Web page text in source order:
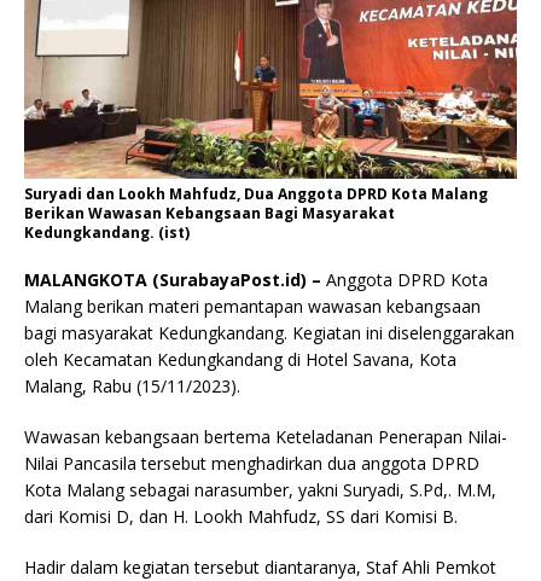
Suryadi dan Lookh Mahfudz, Dua Anggota DPRD Kota Malang
Berikan Wawasan Kebangsaan Bagi Masyarakat
Kedungkandang. (ist)
MALANGKOTA (SurabayaPost.id) – Anggota DPRD Kota
Malang berikan materi pemantapan wawasan kebangsaan
bagi masyarakat Kedungkandang. Kegiatan ini diselenggarakan
oleh Kecamatan Kedungkandang di Hotel Savana, Kota
Malang, Rabu (15/11/2023).
Wawasan kebangsaan bertema Keteladanan Penerapan Nilai-
Nilai Pancasila tersebut menghadirkan dua anggota DPRD
Kota Malang sebagai narasumber, yakni Suryadi, S.Pd,. M.M,
dari Komisi D, dan H. Lookh Mahfudz, SS dari Komisi B.
Hadir dalam kegiatan tersebut diantaranya, Staf Ahli Pemkot